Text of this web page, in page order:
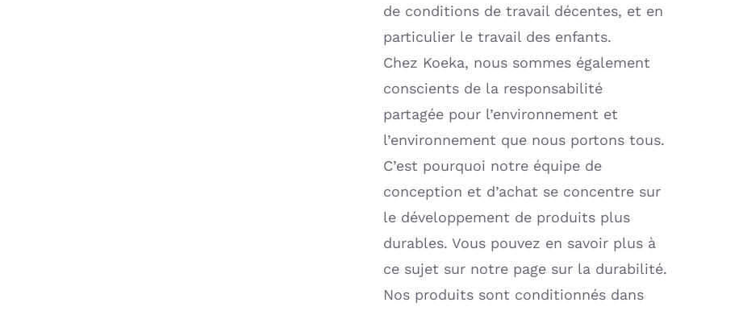
de conditions de travail décentes, et en
particulier le travail des enfants.
Chez Koeka, nous sommes également
conscients de la responsabilité
partagée pour l’environnement et
l’environnement que nous portons tous.
C’est pourquoi notre équipe de
conception et d’achat se concentre sur
le développement de produits plus
durables. Vous pouvez en savoir plus à
ce sujet sur notre page sur la durabilité.
Nos produits sont conditionnés dans